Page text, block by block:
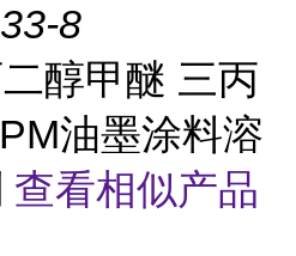
8
醇甲醚 三丙
油墨涂料溶
查看相似产品